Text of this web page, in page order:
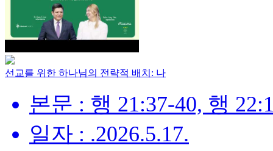
선교를 위한 하나님의 전략적 배치: 나
본문 : 행 21:37-40, 행
일자 : .2026.5.17.